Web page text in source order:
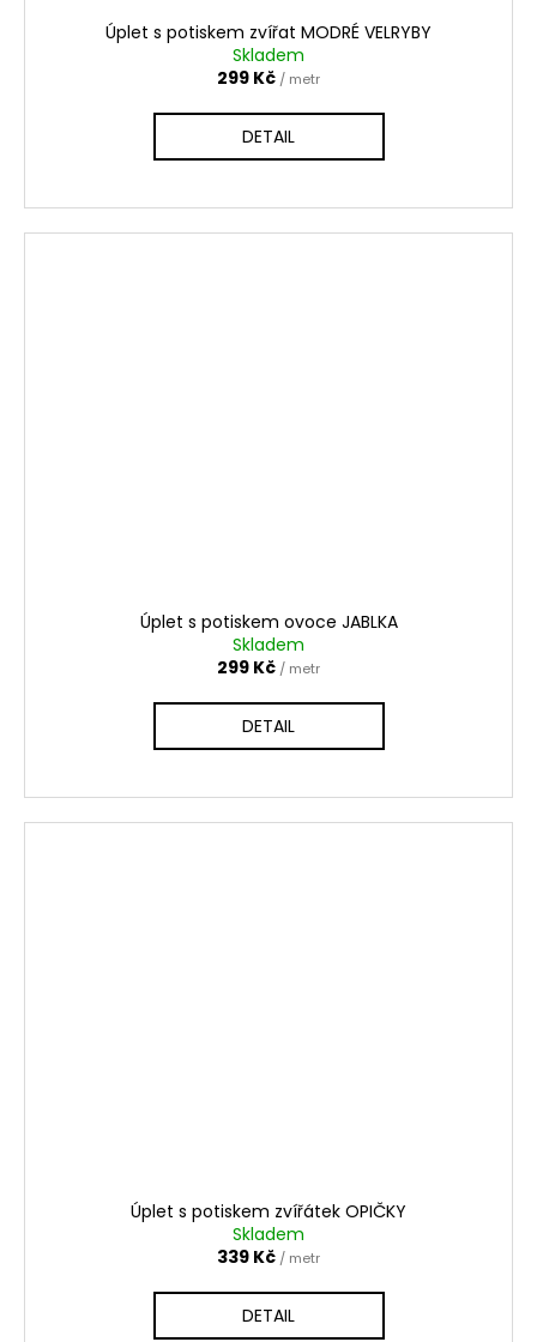
Úplet s potiskem zvířat MODRÉ VELRYBY
Skladem
299 Kč / metr
DETAIL
Úplet s potiskem ovoce JABLKA
Skladem
299 Kč / metr
DETAIL
Úplet s potiskem zvířátek OPIČKY
Skladem
339 Kč / metr
DETAIL